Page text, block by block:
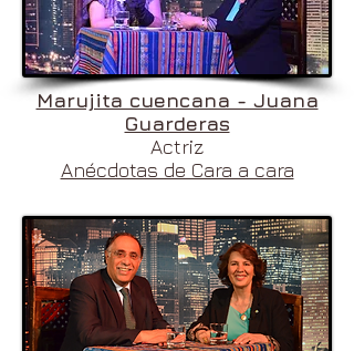
Marujita cuencana - Juana
Guarderas
Actriz
Anécdotas de Cara a cara